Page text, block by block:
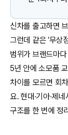
신차를 출고하면
그런데 같은 '무상
범위가 브랜드마
5년 안에 소모품
차이를 모르면 회
요. 현대·기아·제
구조를 한 번에 정